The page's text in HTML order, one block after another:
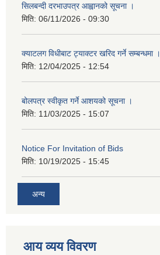
सिलबन्दी दरभाउपत्र आह्वानको सूचना ।
मिति: 06/11/2026 - 09:30
क्याटलग विधीबाट ट्याक्टर खरिद गर्ने सम्बन्धमा ।
मिति: 12/04/2025 - 12:54
बोलपत्र स्वीकृत गर्ने आशयको सूचना ।
मिति: 11/03/2025 - 15:07
Notice For Invitation of Bids
मिति: 10/19/2025 - 15:45
अन्य
आय व्यय विवरण